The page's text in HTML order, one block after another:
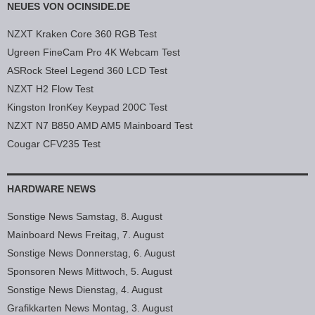
NEUES VON OCINSIDE.DE
NZXT Kraken Core 360 RGB Test
Ugreen FineCam Pro 4K Webcam Test
ASRock Steel Legend 360 LCD Test
NZXT H2 Flow Test
Kingston IronKey Keypad 200C Test
NZXT N7 B850 AMD AM5 Mainboard Test
Cougar CFV235 Test
HARDWARE NEWS
Sonstige News Samstag, 8. August
Mainboard News Freitag, 7. August
Sonstige News Donnerstag, 6. August
Sponsoren News Mittwoch, 5. August
Sonstige News Dienstag, 4. August
Grafikkarten News Montag, 3. August